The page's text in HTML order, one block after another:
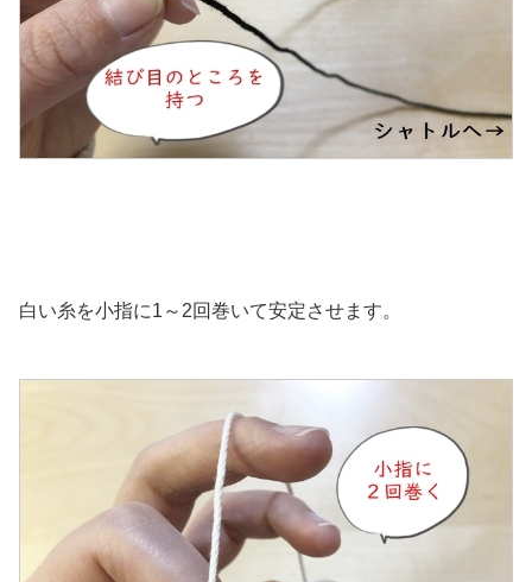
白い糸を小指に1～2回巻いて安定させます。